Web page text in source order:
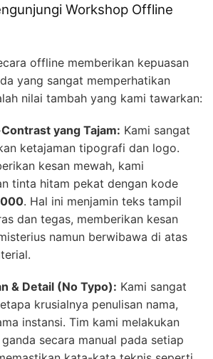
Workshop Offline
offline memberikan kepuasan
yang sangat memperhatikan
nilai tambah yang kami tawarkan:
yang Tajam: Kami sangat
ketajaman tipografi dan logo.
kesan mewah, kami
tinta hitam pekat dengan kode
. Hal ini menjamin teks tampil
dan tegas, memberikan kesan
namun berwibawa di atas
& Detail (No Typo): Kami sangat
krusialnya penulisan nama,
instansi. Tim kami melakukan
secara manual pada setiap